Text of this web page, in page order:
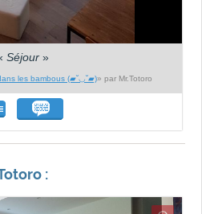
Séjour»
les bambous (▰˘◡˘▰)» par Mr.Totoro
: